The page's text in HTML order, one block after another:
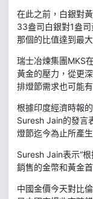
在此之前，白銀對
33盎司白銀對1盎
那個的比值達到最
瑞士冶煉集團MKS
黃金的壓力，從更
排燈節需求也可能
根據印度經濟時報
Suresh Jain的發言
燈節迄今為止所產
Suresh Jain表示“
銷售的金幣和黃金
中國金價今天對比